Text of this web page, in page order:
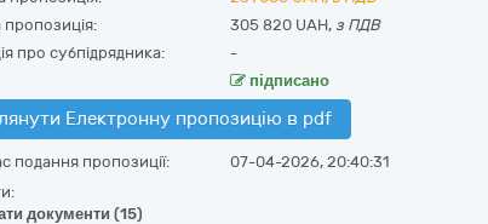
305 820 UAH, з ПДВ
про субпідрядника:
-
підписано
Електронну пропозицію в pdf
подання пропозиції:
07-04-2026, 20:40:31
документи (15)